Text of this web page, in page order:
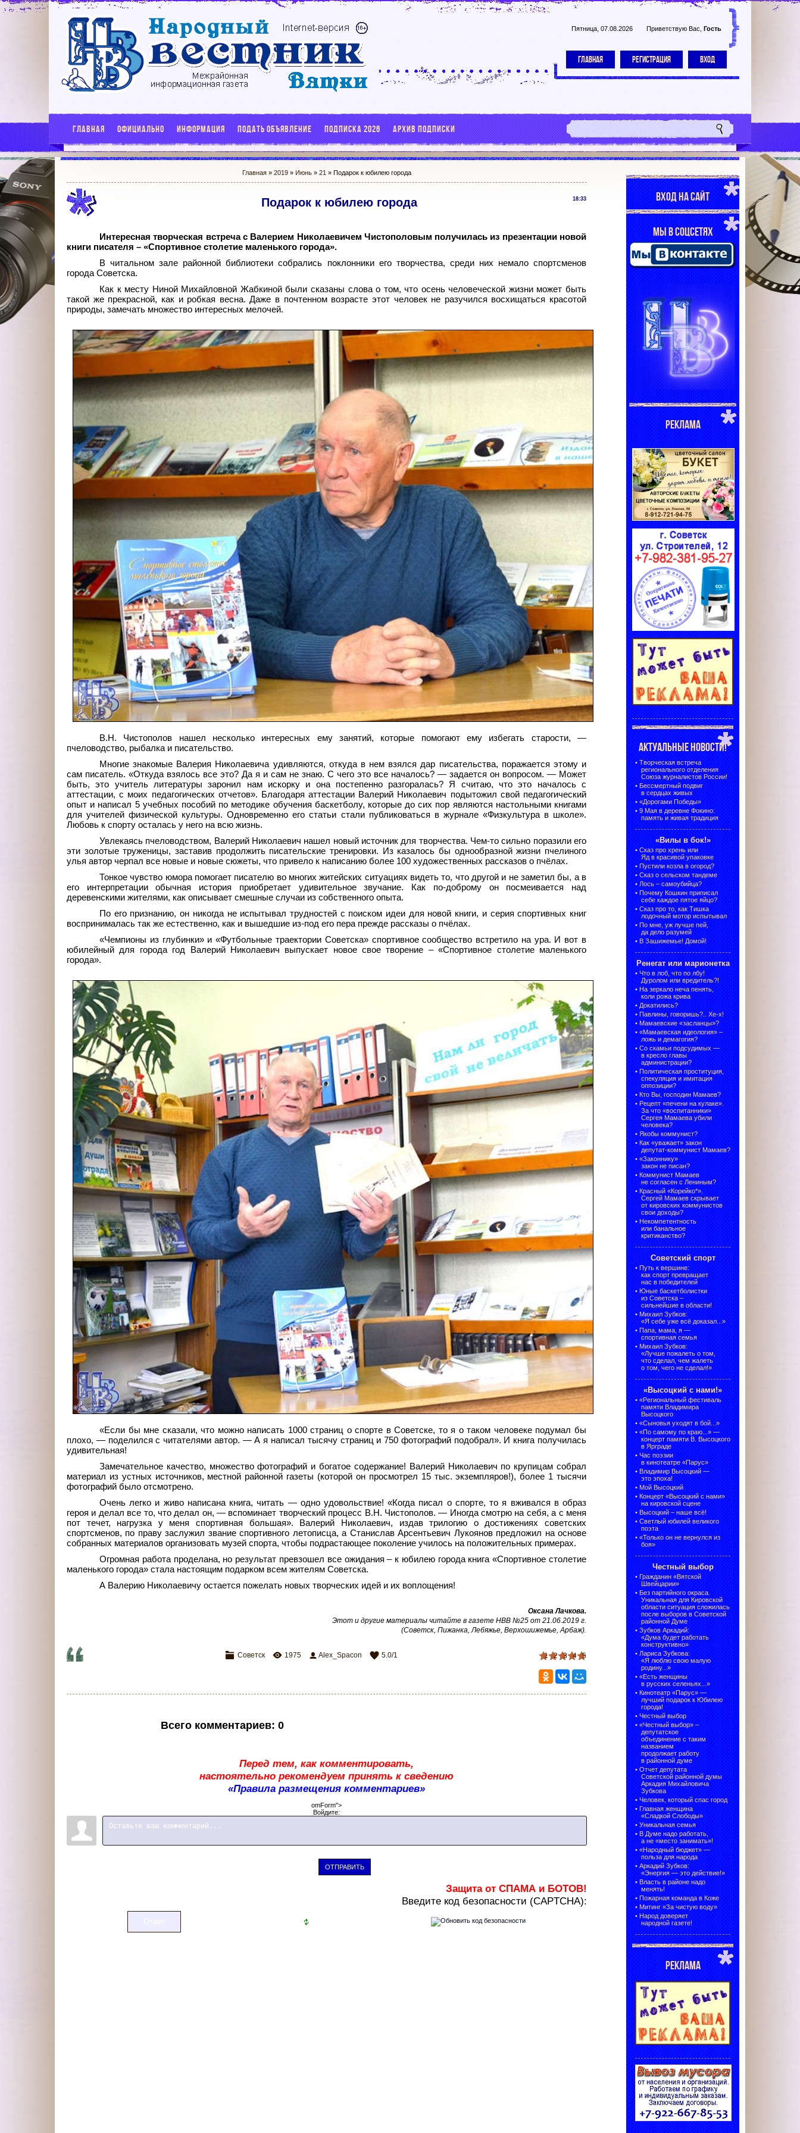
Пятница, 07.08.2026 Приветствую Вас Гость
ГЛАВНАЯ РЕГИСТРАЦИЯ ВХОД
ГЛАВНАЯ ОФИЦИАЛЬНО ИНФОРМАЦИЯ ПОДАТЬ ОБЪЯВЛЕНИЕ ПОДПИСКА 2026 АРХИВ ПОДПИСКИ
Главная» 2019 » Июнь » 21 » Подарок к юбилею города
18:33
Подарок к юбилею города
Интересная творческая встреча с Валерием Николаевичем Чистополовым получилась из презентации новой
книги писателя – «Спортивное столетие маленького города».
В читальном зале районной библиотеки собрались поклонники его творчества, среди них немало спортсменов
города Советска.
Как к месту Ниной Михайловной Жабкиной были сказаны слова о том, что осень человеческой жизни может быть
такой же прекрасной, как и робкая весна. Даже в почтенном возрасте этот человек не разучился восхищаться красотой
природы, замечать множество интересных мелочей.
В.Н. Чистополов нашел несколько интересных ему занятий, которые помогают ему избегать старости, —
пчеловодство, рыбалка и писательство.
Многие знакомые Валерия Николаевича удивляются, откуда в нем взялся дар писательства, поражается этому и
сам писатель. «Откуда взялось все это? Да я и сам не знаю. С чего это все началось? — задается он вопросом. — Может
быть, это учитель литературы заронил нам искорку и она постепенно разгоралась? Я считаю, что это началось с
аттестации, с моих педагогических отчетов». Благодаря аттестации Валерий Николаевич подытожил свой педагогический
опыт и написал 5 учебных пособий по методике обучения баскетболу, которые до сих пор являются настольными книгами
для учителей физической культуры. Одновременно его статьи стали публиковаться в журнале «Физкультура в школе».
Любовь к спорту осталась у него на всю жизнь.
Увлекаясь пчеловодством, Валерий Николаевич нашел новый источник для творчества. Чем-то сильно поразили его
эти золотые труженицы, заставив продолжить писательские тренировки. Из казалось бы однообразной жизни пчелиного
улья автор черпал все новые и новые сюжеты, что привело к написанию более 100 художественных рассказов о пчёлах.
Тонкое чувство юмора помогает писателю во многих житейских ситуациях видеть то, что другой и не заметил бы, а в
его интерпретации обычная история приобретает удивительное звучание. Как по-доброму он посмеивается над
деревенскими жителями, как описывает смешные случаи из собственного опыта.
По его признанию, он никогда не испытывал трудностей с поиском идеи для новой книги, и серия спортивных книг
воспринималась так же естественно, как и вышедшие из-под его пера прежде рассказы о пчёлах.
«Чемпионы из глубинки» и «Футбольные траектории Советска» спортивное сообщество встретило на ура. И вот в
юбилейный для города год Валерий Николаевич выпускает новое свое творение – «Спортивное столетие маленького
города».
«Если бы мне сказали, что можно написать 1000 страниц о спорте в Советске, то я о таком человеке подумал бы
плохо, — поделился с читателями автор. — А я написал тысячу страниц и 750 фотографий подобрал». И книга получилась
удивительная!
Замечательное качество, множество фотографий и богатое содержание! Валерий Николаевич по крупицам собрал
материал из устных источников, местной районной газеты (которой он просмотрел 15 тыс. экземпляров!), более 1 тысячи
фотографий было отсмотрено.
Очень легко и живо написана книга, читать — одно удовольствие! «Когда писал о спорте, то я вживался в образ
героя и делал все то, что делал он, — вспоминает творческий процесс В.Н. Чистополов. — Иногда смотрю на себя, а с меня
пот течет, нагрузка у меня спортивная большая». Валерий Николаевич, издав трилогию о достижениях советских
спортсменов, по праву заслужил звание спортивного летописца, а Станислав Арсентьевич Лукоянов предложил на основе
собранных материалов организовать музей спорта, чтобы подрастающее поколение училось на положительных примерах.
Огромная работа проделана, но результат превзошел все ожидания – к юбилею города книга «Спортивное столетие
маленького города» стала настоящим подарком всем жителям Советска.
А Валерию Николаевичу остается пожелать новых творческих идей и их воплощения!
Оксана Лачкова.
Этот и другие материалы читайте в газете НВВ №25 от 21.06.2019 г.
(Советск, Пижанка, Лебяжье, Верхошижемье, Арбаж)
1 2 3 4 5
Советск 1975 Alex_Spacon 5.0/1
Всего комментариев: 0
Перед тем, как комментировать,
настоятельно рекомендуем принять к сведению
«Правила размещения комментариев»
omForm">
Войдите:
ОТПРАВИТЬ
Защита от СПАМА и БОТОВ!
Введите код безопасности (CAPTCHA):
ВХОД НА САЙТ
МЫ В СОЦСЕТЯХ
РЕКЛАМА
АКТУАЛЬНЫЕ НОВОСТИ!
• Творческая встреча
регионального отделения
Союза журналистов России!
• Бессмертный подвиг
в сердцах живых
• «Дорогами Победы»
• 9 Мая в деревне Фокино:
память и живая традиция
«Вилы в бок!»
• Сказ про хрень или
Яд в красивой упаковке
• Пустили козла в огород?
• Сказ о сельском тандеме
• Лось – самоубийца?
• Почему Кошкин приписал
себе каждое пятое яйцо?
• Сказ про то, как Тишка
лодочный мотор испытывал
• По мне, уж лучше пей,
да дело разумей
• В Зашижемье! Домой!
Ренегат или марионетка
• Что в лоб, что по лбу!
Дуролом или вредитель?!
• На зеркало неча пенять,
коли рожа крива
• Докатились?
• Павлины, говоришь?.. Хе-х!
• Мамаевские «засланцы»?
• «Мамаевская идеология» –
ложь и демагогия?
• Со скамьи подсудимых —
в кресло главы
администрации?
• Политическая проституция,
спекуляция и имитация
оппозиции?
• Кто Вы, господин Мамаев?
• Рецепт «печени на кулаке».
За что «воспитанники»
Сергея Мамаева убили
человека?
• Якобы коммунист?
• Как «уважает» закон
депутат-коммунист Мамаев?
• «Законнику»
закон не писан?
• Коммунист Мамаев
не согласен с Лениным?
• Красный «Корейко*».
Сергей Мамаев скрывает
от кировских коммунистов
свои доходы?
• Некомпетентность
или банальное
критиканство?
Советский спорт
• Путь к вершине:
как спорт превращает
нас в победителей
• Юные баскетболистки
из Советска –
сильнейшие в области!
• Михаил Зубков:
«Я себе уже всё доказал...»
• Папа, мама, я —
спортивная семья
• Михаил Зубков:
«Лучше пожалеть о том,
что сделал, чем жалеть
о том, чего не сделал!»
«Высоцкий с нами!»
• «Региональный фестиваль
памяти Владимира
Высоцкого
• «Сыновья уходят в бой...»
• «По самому по краю...» —
концерт памяти В. Высоцкого
в Ярграде
• Час поэзии
в кинотеатре «Парус»
• Владимир Высоцкий —
это эпоха!
• Мой Высоцкий
• Концерт «Высоцкий с нами»
на кировской сцене
• Высоцкий – наше всё!
• Светлый юбилей великого
поэта
• «Только он не вернулся из
боя»
Честный выбор
• Гражданин «Вятской
Швейцарии»
• Без партийного окраса.
Уникальная для Кировской
области ситуация сложилась
после выборов в Советской
районной Думе
• Зубков Аркадий:
«Дума будет работать
конструктивно»
• Лариса Зубкова:
«Я люблю свою малую
родину...»
• «Есть женщины
в русских селеньях...»
• Кинотеатр «Парус» —
лучший подарок к Юбилею
города!
• Честный выбор
• «Честный выбор» –
депутатское
объединение с таким
названием
продолжает работу
в районной думе
• Отчет депутата
Советской районной думы
Аркадия Михайловича
Зубкова
• Человек, который спас город
• Главная женщина
«Сладкой Слободы»
• Уникальная семья
• В Думе надо работать,
а не «место занимать»!
• «Народный бюджет» —
польза для народа
• Аркадий Зубков:
«Энергия — это действие!»
• Власть в районе надо
менять!
• Пожарная команда в Коже
• Митинг «За чистую воду»
• Народ доверяет
народной газете!
РЕКЛАМА